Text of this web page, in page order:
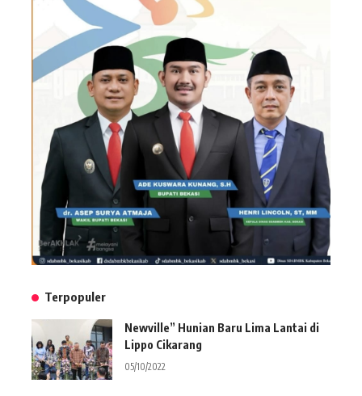
Terpopuler
Newville” Hunian Baru Lima Lantai di
Lippo Cikarang
05/10/2022